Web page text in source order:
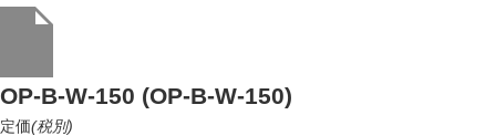
OP-B-W-150 (OP-B-W-150)
定価(税別)